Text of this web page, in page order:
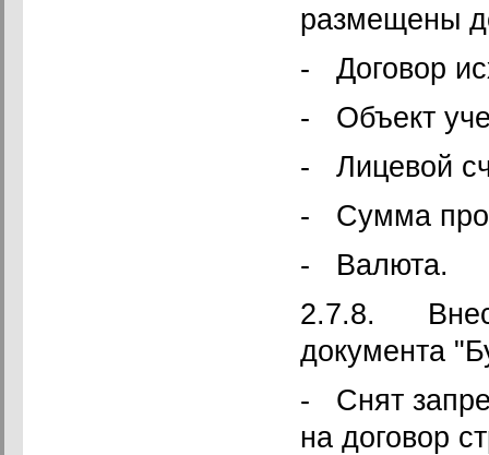
размещены
- Договор
- Объект
- Лицевой
- Сумма
- Валюта.
2.7.8.
документа
- Снят
на договор